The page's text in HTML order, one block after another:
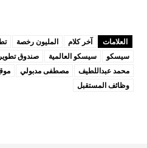
العلامات آخر كلام المليون رخصة
سيسكو
سيسكو العالمية صندوق تطوير
محمد عبداللطيف
مصطفى مدبولي
وظائف المستقبل